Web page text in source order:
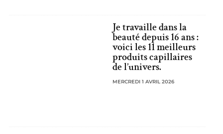
Je travaille dans la
beauté depuis 16 ans :
voici les 11 meilleurs
produits capillaires
de l’univers.
MERCREDI 1 AVRIL 2026